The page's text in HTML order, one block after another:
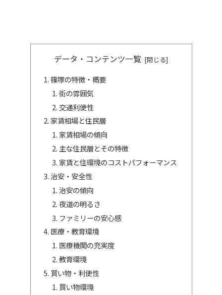
データ・コンテンツ一覧
篠塚の特徴・概要
街の雰囲気
交通利便性
家賃相場と住民層
家賃相場の傾向
主な住民層とその特徴
家賃と住環境のコストパフォーマンス
治安・安全性
治安の傾向
夜道の明るさ
ファミリーの安心感
医療・教育環境
医療機関の充実度
教育環境
買い物・利便性
買い物環境